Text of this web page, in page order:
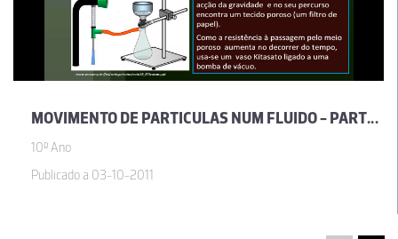
MOVIMENTO DE PARTICULAS NUM FLUIDO - PARTE 1
10º Ano
Publicado a 03-10-2011